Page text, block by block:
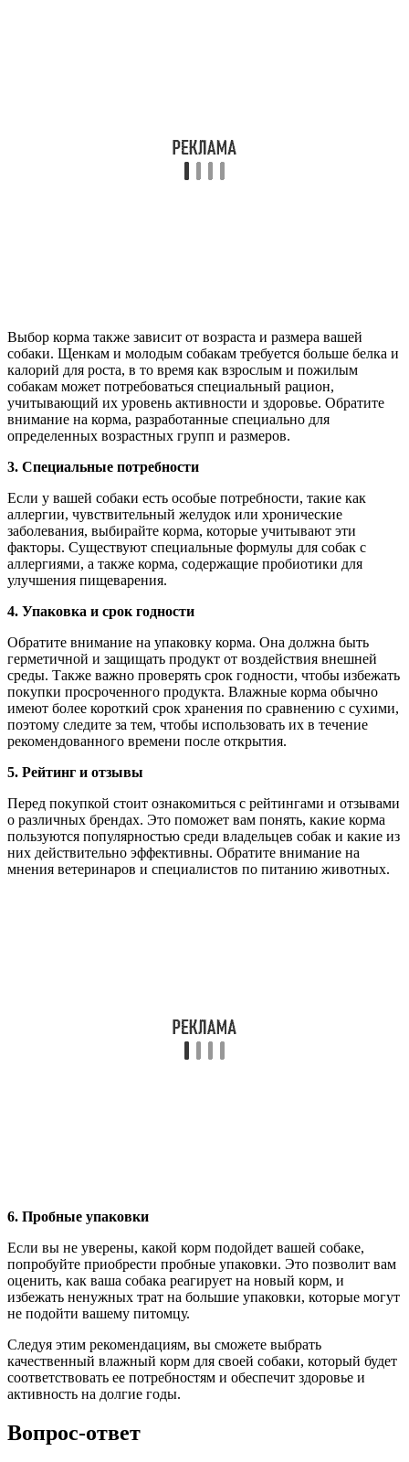
Выбор корма также зависит от возраста и размера вашей
собаки. Щенкам и молодым собакам требуется больше белка и
калорий для роста, в то время как взрослым и пожилым
собакам может потребоваться специальный рацион,
учитывающий их уровень активности и здоровье. Обратите
внимание на корма, разработанные специально для
определенных возрастных групп и размеров.
3. Специальные потребности
Если у вашей собаки есть особые потребности, такие как
аллергии, чувствительный желудок или хронические
заболевания, выбирайте корма, которые учитывают эти
факторы. Существуют специальные формулы для собак с
аллергиями, а также корма, содержащие пробиотики для
улучшения пищеварения.
4. Упаковка и срок годности
Обратите внимание на упаковку корма. Она должна быть
герметичной и защищать продукт от воздействия внешней
среды. Также важно проверять срок годности, чтобы избежать
покупки просроченного продукта. Влажные корма обычно
имеют более короткий срок хранения по сравнению с сухими,
поэтому следите за тем, чтобы использовать их в течение
рекомендованного времени после открытия.
5. Рейтинг и отзывы
Перед покупкой стоит ознакомиться с рейтингами и отзывами
о различных брендах. Это поможет вам понять, какие корма
пользуются популярностью среди владельцев собак и какие из
них действительно эффективны. Обратите внимание на
мнения ветеринаров и специалистов по питанию животных.
6. Пробные упаковки
Если вы не уверены, какой корм подойдет вашей собаке,
попробуйте приобрести пробные упаковки. Это позволит вам
оценить, как ваша собака реагирует на новый корм, и
избежать ненужных трат на большие упаковки, которые могут
не подойти вашему питомцу.
Следуя этим рекомендациям, вы сможете выбрать
качественный влажный корм для своей собаки, который будет
соответствовать ее потребностям и обеспечит здоровье и
активность на долгие годы.
Вопрос-ответ